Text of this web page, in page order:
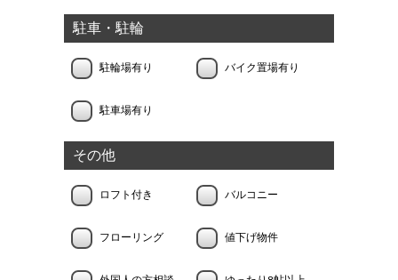
駐車・駐輪
駐輪場有り バイク置場有り
駐車場有り
その他
ロフト付き バルコニー
フローリング 値下げ物件